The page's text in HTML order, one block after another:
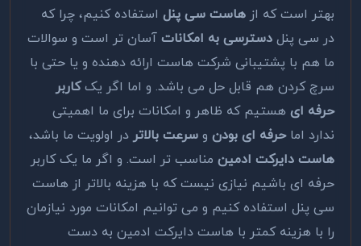
بهتر است که از هاست سی پنل استفاده کنیم، چرا که
در سی پنل دسترسی به امکانات آسان تر است و سوالات
ما هم با پشتیبانی شرکت هاست ارائه دهنده و یا حتی با
سرچ کردن هم قابل حل می باشد. و اما اگر یککاربر
حرفه ای هستیم که ظاهر و امکانات برای ما اهمیتی
ندارد اما حرفه ای بودن و سرعت بالاتر در اولویت ما باشد،
هاست دایرکت ادمین مناسب تر است. و اگر ما یک کاربر
حرفه ای باشیم نیازی نیست که با هزینه بالاتر از هاست
سی پنل استفاده کنیم و می توانیم امکانات مورد نیازمان
را با هزینه کمتر با هاست دایرکت ادمین به دست